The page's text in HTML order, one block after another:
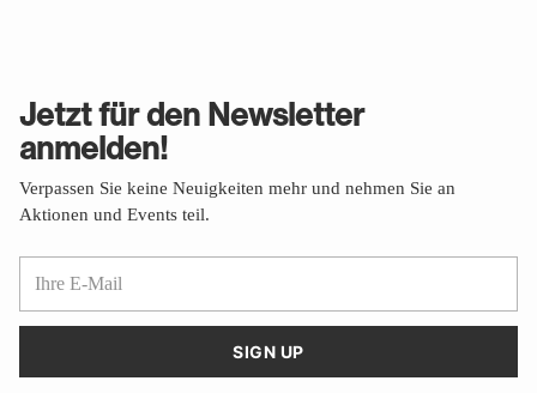
Jetzt für den Newsletter
anmelden!
Verpassen Sie keine Neuigkeiten mehr und nehmen Sie an
Aktionen und Events teil.
SIGN UP